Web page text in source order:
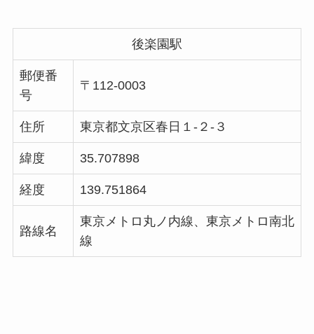
後楽園駅
郵便番
号
〒112-0003
住所 東京都文京区春日１-２-３
緯度 35.707898
経度 139.751864
路線名
東京メトロ丸ノ内線、東京メトロ南北
線